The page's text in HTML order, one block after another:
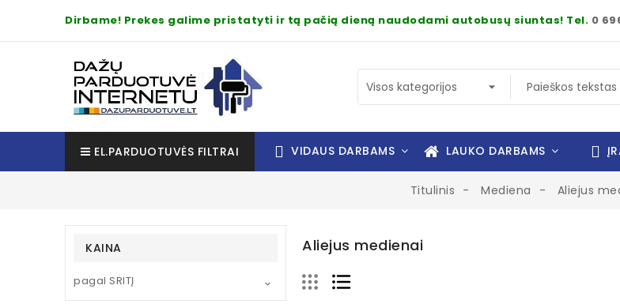
Dirbame! Prekes galime pristatyti ir tą pačią dieną naudodami autobusų siuntas! Tel. 0
EL.PARDUOTUVĖS FILTRAI VIDAUS DARBAMS LAUKO DARBAMS
Titulinis Mediena Aliejus
KAINA
pagal SRITĮ 
Aliejus medienai